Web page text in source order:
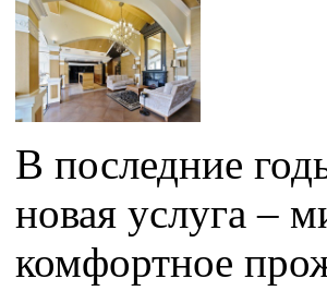
В последние
новая услуга –
комфортное